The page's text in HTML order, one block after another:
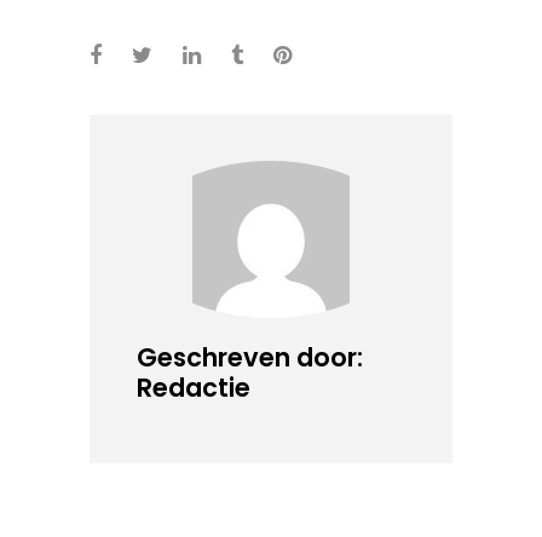
Geschreven door:
Redactie